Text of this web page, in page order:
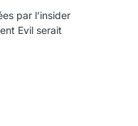
par l’insider
Evil serait